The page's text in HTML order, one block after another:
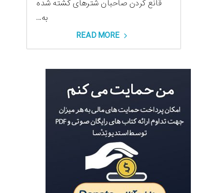
قانع کردن صاحبان شترهای کشته شده
به...
READ MORE